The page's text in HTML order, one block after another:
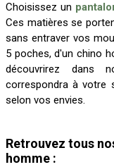
Choisissez un
Ces matières se
sans entraver vos
5 poches, d'un chino
découvrirez dans
correspondra à votre
selon vos envies.
Retrouvez tous
homme :